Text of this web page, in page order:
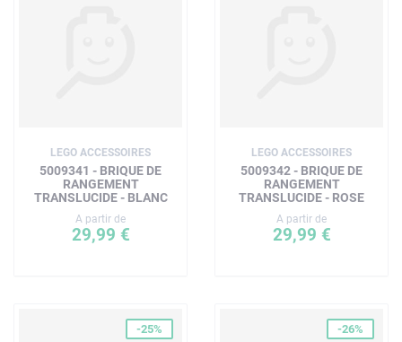
LEGO ACCESSOIRES
5009341 - BRIQUE DE
RANGEMENT
TRANSLUCIDE - BLANC
A partir de
29,99 €
LEGO ACCESSOIRES
5009342 - BRIQUE DE
RANGEMENT
TRANSLUCIDE - ROSE
A partir de
29,99 €
-25% -26%